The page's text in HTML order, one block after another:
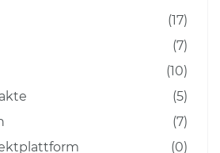
(17)
(7)
(10)
(5)
(7)
(0)